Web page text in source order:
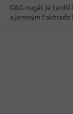
G&G nugát je
a jemným Fairtrade